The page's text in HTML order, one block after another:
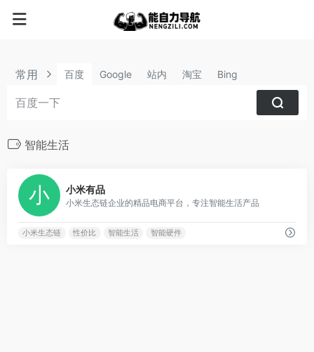
常用 百度 Google 站内 淘宝 Bing
智能生活
小米有品
小米生态链企业的精品电商平台，专注智能生活产品
小米生态链 性价比 智能生活 智能硬件